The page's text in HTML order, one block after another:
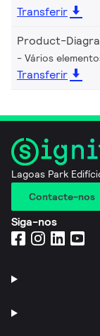
Transferir
Product-
Vários
Transferir
Lagoas Park
Contacte-nos
Siga-nos